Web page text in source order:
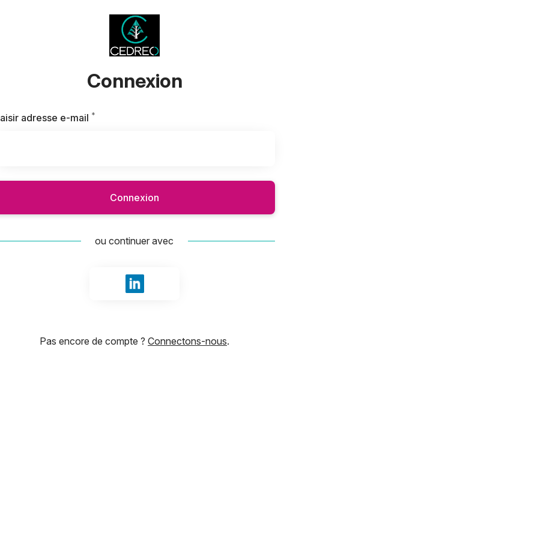
Connexion
adresse e-mail *
Connexion
ou continuer avec
Se connecter avec LinkedIn
Pas encore de compte ? Connectons-nous.